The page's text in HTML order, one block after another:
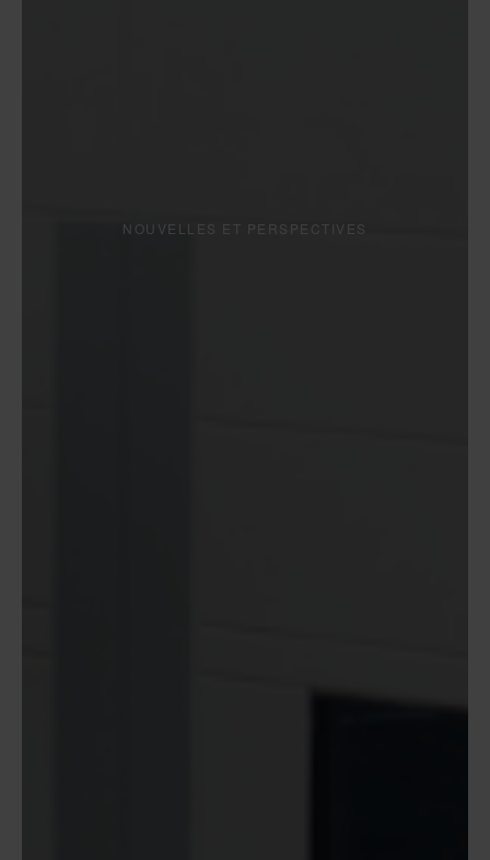
NOUVELLES ET PERSPECTIVES